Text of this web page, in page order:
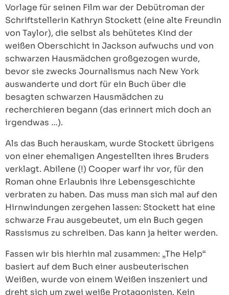
Vorlage für seinen Film war der Debütroman der
Schriftstellerin Kathryn Stockett (eine alte Freundin
von Taylor), die selbst als behütetes Kind der
weißen Oberschicht in Jackson aufwuchs und von
schwarzen Hausmädchen großgezogen wurde,
bevor sie zwecks Journalismus nach New York
auswanderte und dort für ein Buch über die
besagten schwarzen Hausmädchen zu
recherchieren begann (das erinnert mich doch an
irgendwas …).
Als das Buch herauskam, wurde Stockett übrigens
von einer ehemaligen Angestellten ihres Bruders
verklagt. Abilene (!) Cooper warf ihr vor, für den
Roman ohne Erlaubnis ihre Lebensgeschichte
verbraten zu haben. Das muss man sich mal auf den
Hirnwindungen zergehen lassen: Stockett hat eine
schwarze Frau ausgebeutet, um ein Buch gegen
Rassismus zu schreiben. Das kann ja heiter werden.
Fassen wir bis hierhin mal zusammen: „The Help“
basiert auf dem Buch einer ausbeuterischen
Weißen, wurde von einem Weißen inszeniert und
dreht sich um zwei weiße Protagonisten. Kein